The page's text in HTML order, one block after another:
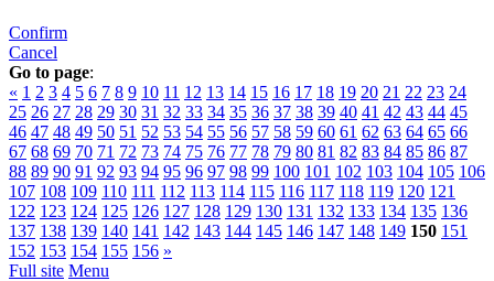
Confirm
Cancel
Go to page:
« 1 2 3 4 5 6 7 8 9 10 11 12 13 14 15 16 17 18 19 20 21 22 23 24
25 26 27 28 29 30 31 32 33 34 35 36 37 38 39 40 41 42 43 44 45
46 47 48 49 50 51 52 53 54 55 56 57 58 59 60 61 62 63 64 65 66
67 68 69 70 71 72 73 74 75 76 77 78 79 80 81 82 83 84 85 86 87
88 89 90 91 92 93 94 95 96 97 98 99 100 101 102 103 104 105 106
107 108 109 110 111 112 113 114 115 116 117 118 119 120 121
122 123 124 125 126 127 128 129 130 131 132 133 134 135 136
137 138 139 140 141 142 143 144 145 146 147 148 149 150 151
152 153 154 155 156 »
Full site Menu